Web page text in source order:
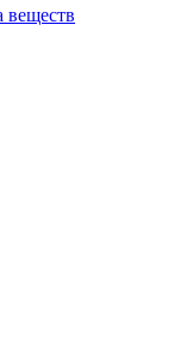
веществ